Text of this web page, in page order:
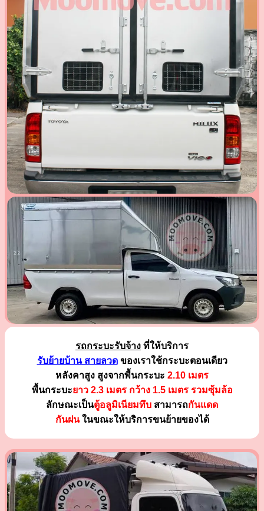
รถกระบะรับจ้าง ที่ให้บริการ
รับย้ายบ้าน สายลวดของเราใช้กระบะตอนเดียว
หลังคาสูง สูงจากพื้นกระบะ 2.10 เมตร
พื้นกระบะยาว 2.3 เมตร กว้าง 1.5 เมตร รวมซุ้มล้อ
ลักษณะเป็นตู้อลูมิเนียมทึบ สามารถกันแดด
กันฝนในขณะให้บริการขนย้ายของได้